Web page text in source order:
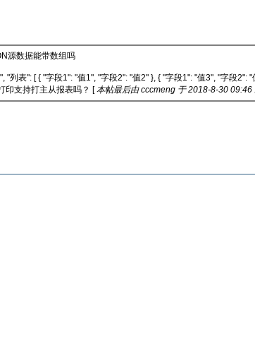
源数据能带数组吗
表": [ { "字段1": "值1", "字段2": "值2" }, { "字段1": "值3", "字段2":
印支持打主从报表吗？ [本帖最后由 cccmeng 于 2018-8-30 09:46